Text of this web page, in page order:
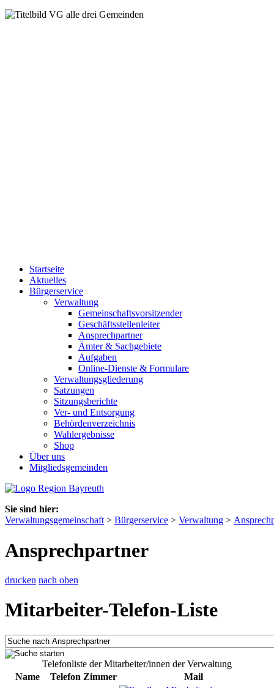
Startseite
Aktuelles
Bürgerservice
Verwaltung
Gemeinschaftsvorsitzender
Geschäftsstellenleiter
Ansprechpartner
Ämter & Sachgebiete
Aufgaben
Online-Dienste & Formulare
Verwaltungsgliederung
Satzungen
Sitzungsberichte
Ver- und Entsorgung
Behördenverzeichnis
Wahlergebnisse
Shop
Über uns
Mitgliedsgemeinden
Sie sind hier:
Verwaltungsgemeinschaft > Bürgerservice > Verwaltung >
Ansprechpartner
drucken nach oben
Mitarbeiter-Telefon-Liste
Telefonliste der Mitarbeiter/innen der Verwaltung
Name
Telefon Zimmer Mail